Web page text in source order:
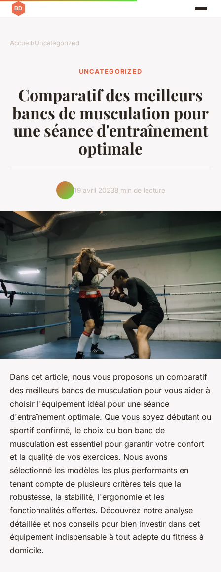
Accueil›Uncategorized
UNCATEGORIZED
Comparatif des meilleurs
bancs de musculation pour
une séance d'entraînement
optimale
19 avril 20238 min de lecture
Dans cet article, nous vous proposons un comparatif
des meilleurs bancs de musculation pour vous aider à
choisir l'équipement idéal pour une séance
d'entraînement optimale. Que vous soyez débutant ou
sportif confirmé, le choix du bon banc de
musculation est essentiel pour garantir votre confort
et la qualité de vos exercices. Nous avons
sélectionné les modèles les plus performants en
tenant compte de plusieurs critères tels que la
robustesse, la stabilité, l'ergonomie et les
fonctionnalités offertes. Découvrez notre analyse
détaillée et nos conseils pour bien investir dans cet
équipement indispensable à tout adepte du fitness à
domicile.